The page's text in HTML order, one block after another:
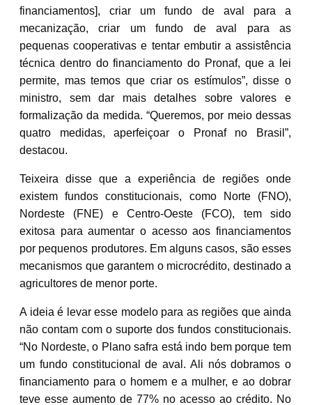
financiamentos], criar um fundo de aval para a
mecanização, criar um fundo de aval para as
pequenas cooperativas e tentar embutir a assistência
técnica dentro do financiamento do Pronaf, que a lei
permite, mas temos que criar os estímulos”, disse o
ministro, sem dar mais detalhes sobre valores e
formalização da medida. “Queremos, por meio dessas
quatro medidas, aperfeiçoar o Pronaf no Brasil”,
destacou.
Teixeira disse que a experiência de regiões onde
existem fundos constitucionais, como Norte (FNO),
Nordeste (FNE) e Centro-Oeste (FCO), tem sido
exitosa para aumentar o acesso aos financiamentos
por pequenos produtores. Em alguns casos, são esses
mecanismos que garantem o microcrédito, destinado a
agricultores de menor porte.
A ideia é levar esse modelo para as regiões que ainda
não contam com o suporte dos fundos constitucionais.
“No Nordeste, o Plano safra está indo bem porque tem
um fundo constitucional de aval. Ali nós dobramos o
financiamento para o homem e a mulher, e ao dobrar
teve esse aumento de 77% no acesso ao crédito. No